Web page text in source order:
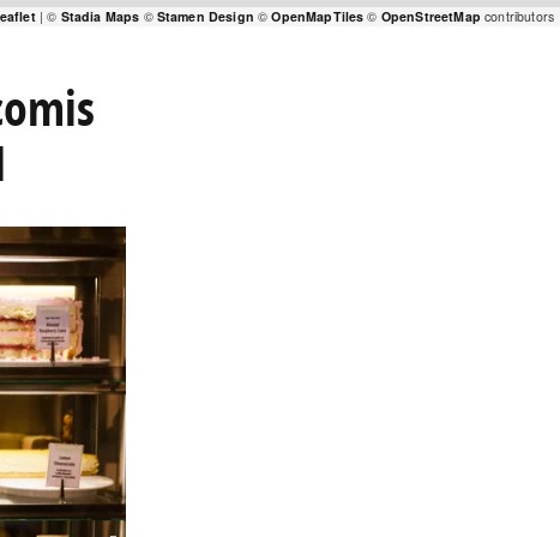
| © Stadia Maps © Stamen Design ©OpenMapTiles © OpenStreetMap contributors